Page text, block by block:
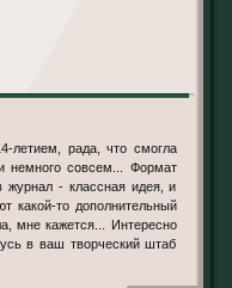
летием, рада, что смогла
немного совсем... Формат
журнал - классная идея, и
какой-то дополнительный
мне кажется... Интересно
в ваш творческий штаб